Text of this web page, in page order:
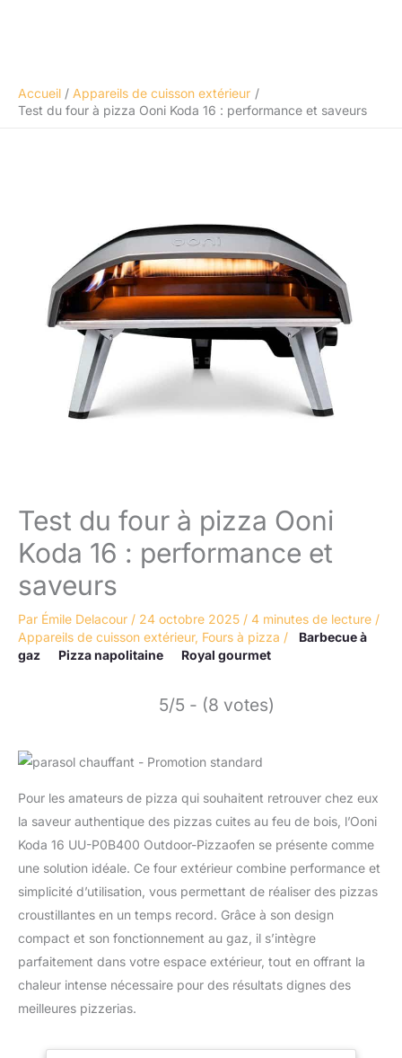
Accueil
Appareils de cuisson extérieur
Test du four à pizza Ooni Koda 16 : performance et saveurs
Test du four à pizza Ooni
Koda 16 : performance et
saveurs
Par Émile Delacour / 24 octobre 2025 / 4 minutes de lecture /
Appareils de cuisson extérieur, Fours à pizza /
Barbecue à
gaz
Pizza napolitaine Royal gourmet
5/5 - (8 votes)
Pour les amateurs de pizza qui souhaitent retrouver chez eux
la saveur authentique des pizzas cuites au feu de bois, l’Ooni
Koda 16 UU-P0B400 Outdoor-Pizzaofen se présente comme
une solution idéale. Ce four extérieur combine performance et
simplicité d’utilisation, vous permettant de réaliser des pizzas
croustillantes en un temps record. Grâce à son design
compact et son fonctionnement au gaz, il s’intègre
parfaitement dans votre espace extérieur, tout en offrant la
chaleur intense nécessaire pour des résultats dignes des
meilleures pizzerias.